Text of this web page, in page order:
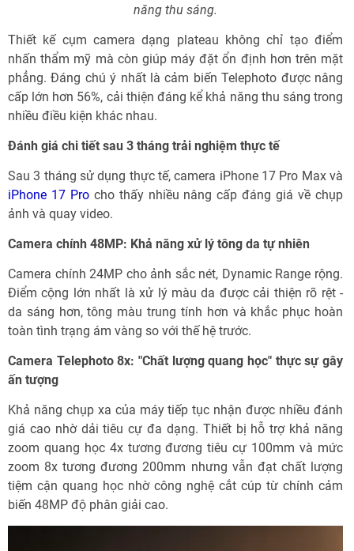
năng thu sáng.
Thiết kế cụm camera dạng plateau không chỉ tạo điểm
nhấn thẩm mỹ mà còn giúp máy đặt ổn định hơn trên mặt
phẳng. Đáng chú ý nhất là cảm biến Telephoto được nâng
cấp lớn hơn 56%, cải thiện đáng kể khả năng thu sáng trong
nhiều điều kiện khác nhau.
Đánh giá chi tiết sau 3 tháng trải nghiệm thực tế
Sau 3 tháng sử dụng thực tế, camera iPhone 17 Pro Max và
iPhone 17 Procho thấy nhiều nâng cấp đáng giá về chụp
ảnh và quay video.
Camera chính 48MP: Khả năng xử lý tông da tự nhiên
Camera chính 24MP cho ảnh sắc nét, Dynamic Range rộng.
Điểm cộng lớn nhất là xử lý màu da được cải thiện rõ rệt -
da sáng hơn, tông màu trung tính hơn và khắc phục hoàn
toàn tình trạng ám vàng so với thế hệ trước.
Camera Telephoto 8x: "Chất lượng quang học" thực sự gây
ấn tượng
Khả năng chụp xa của máy tiếp tục nhận được nhiều đánh
giá cao nhờ dải tiêu cự đa dạng. Thiết bị hỗ trợ khả năng
zoom quang học 4x tương đương tiêu cự 100mm và mức
zoom 8x tương đương 200mm nhưng vẫn đạt chất lượng
tiệm cận quang học nhờ công nghệ cắt cúp từ chính cảm
biến 48MP độ phân giải cao.